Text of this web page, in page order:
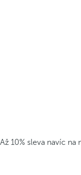
Až 10% sleva navíc